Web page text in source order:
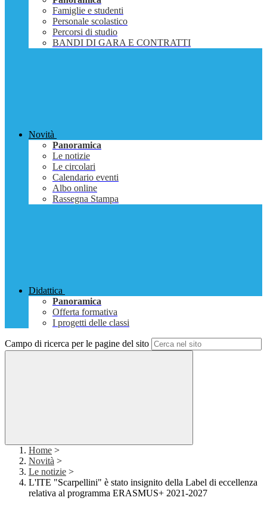
Famiglie e studenti
Personale scolastico
Percorsi di studio
BANDI DI GARA E CONTRATTI
Novità
Panoramica
Le notizie
Le circolari
Calendario eventi
Albo online
Rassegna Stampa
Didattica
Panoramica
Offerta formativa
I progetti delle classi
Campo di ricerca per le pagine del sito
Home >
Novità >
Le notizie >
L'ITE "Scarpellini" è stato insignito della Label di eccellenza
relativa al programma ERASMUS+ 2021-2027